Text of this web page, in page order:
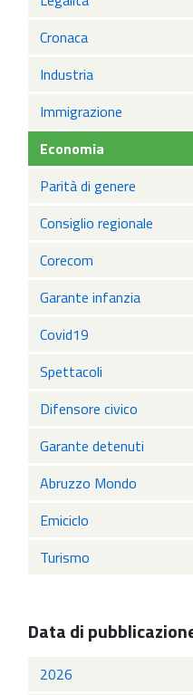
Cronaca
Industria
Immigrazione
Economia
Parità di genere
Consiglio regionale
Corecom
Garante infanzia
Covid19
Spettacoli
Difensore civico
Garante detenuti
Abruzzo Mondo
Emiciclo
Turismo
Data di
2026